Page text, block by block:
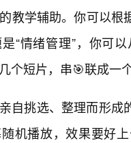
教学辅助。你可以
“情绪管理”，你可
个短片，串🎯联成一
自挑选、整理而形成
机播放，效果要好